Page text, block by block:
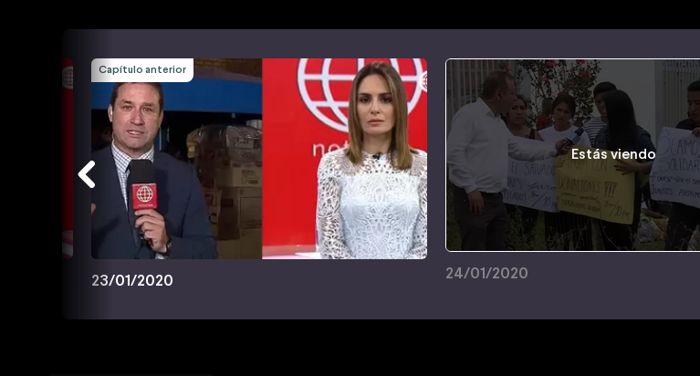
Capítulo anterior
23/01/2020
Estás viendo
24/01/2020